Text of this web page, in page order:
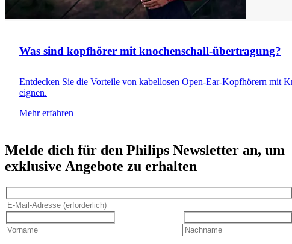
Was sind kopfhörer mit knochenschall-übertragung?
Entdecken Sie die Vorteile von kabellosen Open-Ear-Kopfhörern mit
eignen.
Mehr erfahren
Melde dich für den Philips Newsletter an, um
exklusive Angebote zu erhalten